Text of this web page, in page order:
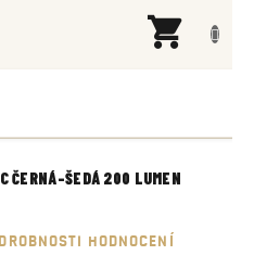
ČERNÁ-ŠEDÁ 200 LUMEN
HODNOCENÍ